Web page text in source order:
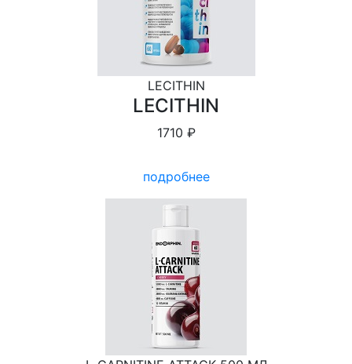
LECITHIN
LECITHIN
1710 ₽
подробнее